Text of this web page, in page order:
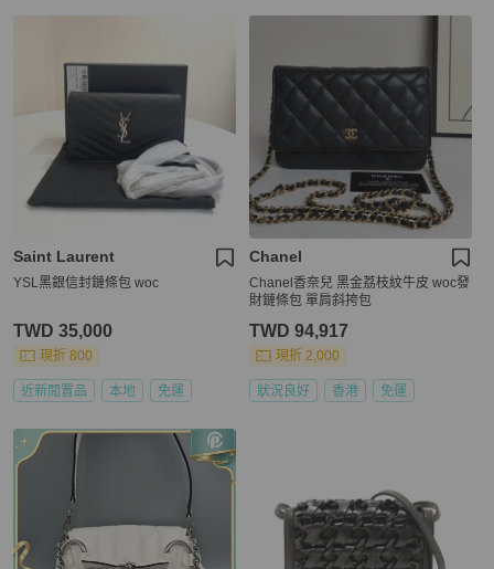
Saint Laurent
YSL黑銀信封鏈條包 woc
TWD 35,000
現折 800
近新閒置品 本地 免運
Chanel
Chanel香奈兒 黑金荔枝紋牛皮 woc發
財鏈條包 單肩斜挎包
TWD 94,917
現折 2,000
狀況良好 香港 免運